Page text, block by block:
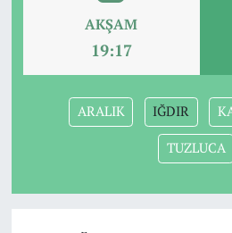
AKŞAM
19:17
ARALIK IĞDIR
TUZLUCA